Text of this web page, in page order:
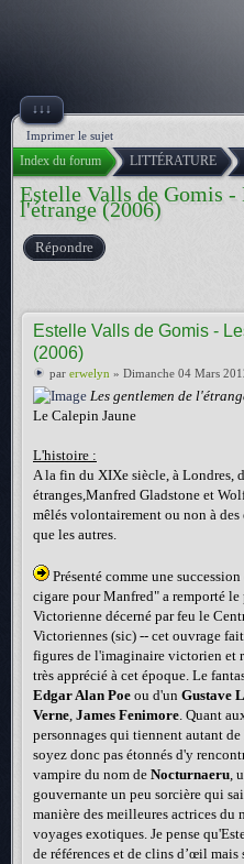
↓↓↓
Imprimer le sujet
Index du forum LITTÉRATURE
Estelle Valls de Gomis -
l'étrange (2006)
Répondre
Estelle Valls de Gomis -
(2006)
par erwelyn » Dimanche 04 Mars
Les gentlemen de
Le Calepin Jaune
L'histoire :
A la fin du XIXe siècle, à Londres,
étranges,Manfred Gladstone et
mêlés volontairement ou non à
que les autres.
Présenté comme une
cigare pour Manfred" a remporté
Victorienne décerné par feu le
Victoriennes (sic) -- cet ouvrage
figures de l'imaginaire victorien et
très apprécié à cet époque. Le
Edgar Alan Poe ou d'un Gustave
Verne, James Fenimore. Quant
personnages qui tiennent autant de
soyez donc pas étonnés d'y
vampire du nom de Nocturnaeru,
gouvernante un peu sorcière qui
manière des meilleures actrices du
voyages exotiques. Je pense
de références et de clins d’œil